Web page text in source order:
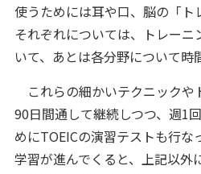
使うためには耳や口、脳の「ト
それぞれについては、トレー
いて、あとは各分野について時
これらの細かいテクニックや
90日間通して継続しつつ、週1
めにTOEICの演習テストも行な
学習が進んでくると、上記以外